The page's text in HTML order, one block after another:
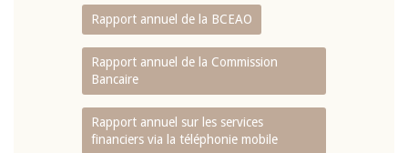
Rapport annuel de la BCEAO
Rapport annuel de la Commission
Bancaire
Rapport annuel sur les services
financiers via la téléphonie mobile